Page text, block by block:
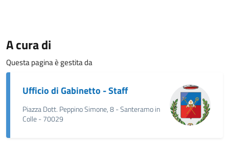
A cura di
Questa pagina è gestita da
Ufficio di Gabinetto - Staff
Piazza Dott. Peppino Simone, 8 - Santeramo in
Colle - 70029